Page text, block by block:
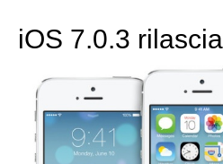
iOS 7.0.3